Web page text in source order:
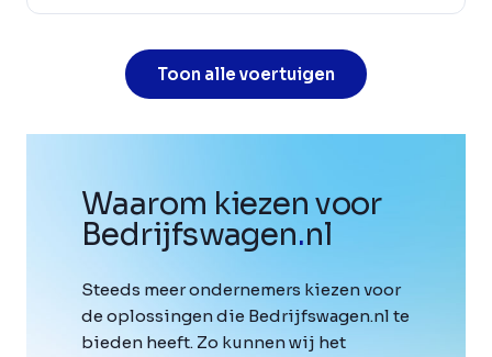
Toon alle voertuigen
Waarom kiezen voor
Bedrijfswagen.nl
Steeds meer ondernemers kiezen voor
de oplossingen die Bedrijfswagen.nl te
bieden heeft. Zo kunnen wij het